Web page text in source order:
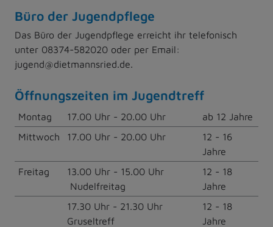
Büro der Jugendpflege
Das Büro der Jugendpflege erreicht ihr telefonisch
unter 08374-582020 oder per Email:
jugend@dietmannsried.de.
Öffnungszeiten im Jugendtreff
Montag 17.00 Uhr - 20.00 Uhr
ab 12 Jahre
Mittwoch
17.00 Uhr - 20.00 Uhr
12 - 16
Jahre
Freitag
13.00 Uhr - 15.00 Uhr
Nudelfreitag
12 - 18
Jahre
17.30 Uhr - 21.30 Uhr
Gruseltreff
12 - 18
Jahre